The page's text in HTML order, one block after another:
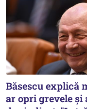
Băsescu explică
ar opri grevele și